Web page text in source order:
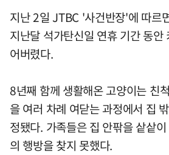
지난 2일 JTBC '사건반장'에 따르
지난달 석가탄신일 연휴 기간 동안
어버렸다.
8년째 함께 생활해온 고양이는 친
을 여러 차례 여닫는 과정에서 집
정됐다. 가족들은 집 안팎을 샅샅
의 행방을 찾지 못했다.